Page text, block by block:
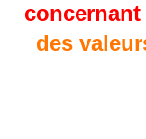
concernant
des